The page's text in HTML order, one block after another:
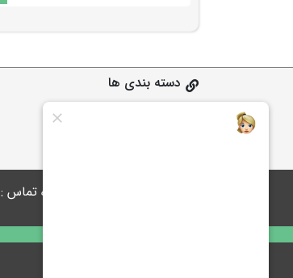
دسته بندی ها
ابتدایی
پاسخگوی شما هستیم | شماره تماس : 91011737-021